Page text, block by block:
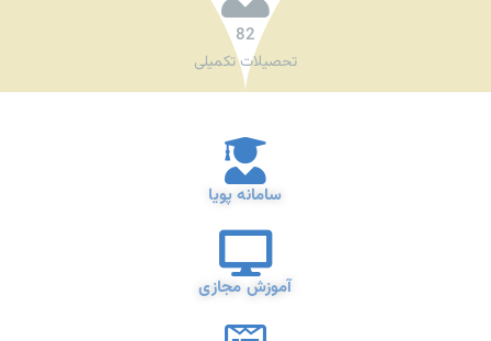
تحصیلات تکمیلی
82
سامانه پویا
آموزش مجازی